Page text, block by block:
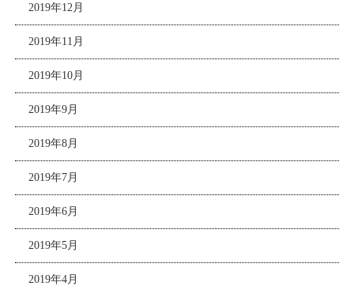
2019年12月
2019年11月
2019年10月
2019年9月
2019年8月
2019年7月
2019年6月
2019年5月
2019年4月